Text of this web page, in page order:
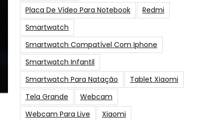
Placa De Vídeo Para Notebook
Redmi
Smartwatch
Smartwatch Compatível Com Iphone
Smartwatch Infantil
Smartwatch Para Natação
Tablet Xiaomi
Tela Grande
Webcam
Webcam Para Live
Xiaomi